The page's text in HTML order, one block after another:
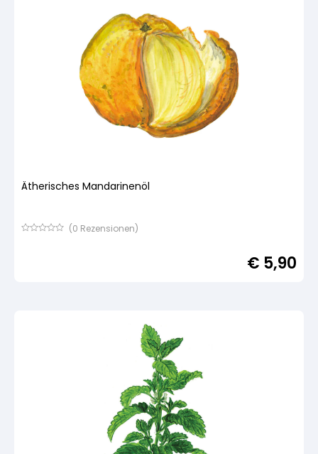
Ätherisches Mandarinenöl
(0 Rezensionen)
€ 5,90